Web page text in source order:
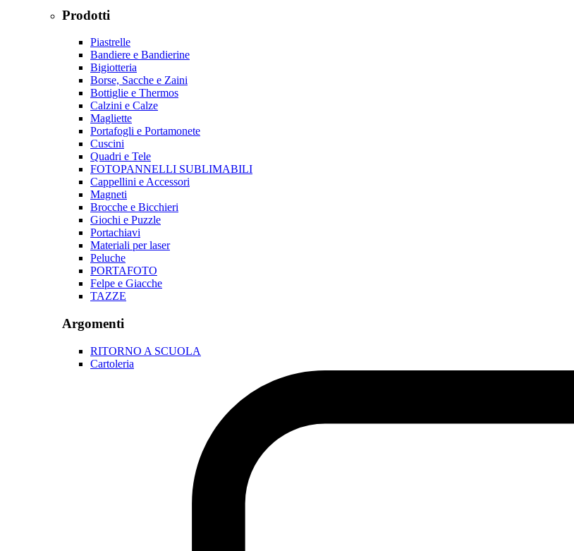
Prodotti
Piastrelle
Bandiere e Bandierine
Bigiotteria
Borse, Sacche e Zaini
Bottiglie e Thermos
Calzini e Calze
Magliette
Portafogli e Portamonete
Cuscini
Quadri e Tele
FOTOPANNELLI SUBLIMABILI
Cappellini e Accessori
Magneti
Brocche e Bicchieri
Giochi e Puzzle
Portachiavi
Materiali per laser
Peluche
PORTAFOTO
Felpe e Giacche
TAZZE
Argomenti
RITORNO A SCUOLA
Cartoleria